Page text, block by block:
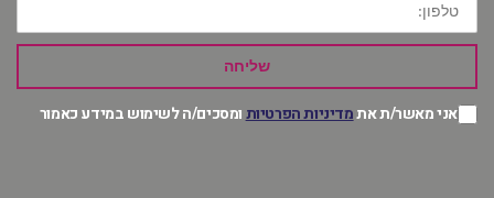
שליחה
אני מאשר/ת אתמדיניות הפרטיותומסכים/ה לשימוש במידע כאמור